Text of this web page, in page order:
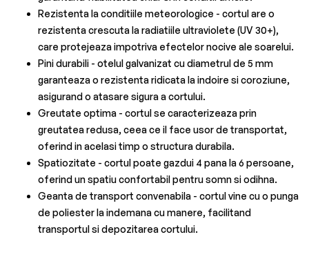
Rezistenta la conditiile meteorologice - cortul are o
rezistenta crescuta la radiatiile ultraviolete (UV 30+),
care protejeaza impotriva efectelor nocive ale soarelui.
Pini durabili - otelul galvanizat cu diametrul de 5 mm
garanteaza o rezistenta ridicata la indoire si coroziune,
asigurand o atasare sigura a cortului.
Greutate optima - cortul se caracterizeaza prin
greutatea redusa, ceea ce il face usor de transportat,
oferind in acelasi timp o structura durabila.
Spatiozitate - cortul poate gazdui 4 pana la 6 persoane,
oferind un spatiu confortabil pentru somn si odihna.
Geanta de transport convenabila - cortul vine cu o punga
de poliester la indemana cu manere, facilitand
transportul si depozitarea cortului.